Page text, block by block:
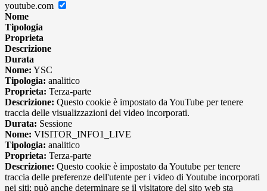
youtube.com
Nome
Tipologia
Proprieta
Descrizione
Durata
Nome: YSC
Tipologia: analitico
Proprieta: Terza-parte
Descrizione: Questo cookie è impostato da YouTube per tenere
traccia delle visualizzazioni dei video incorporati.
Durata: Sessione
Nome: VISITOR_INFO1_LIVE
Tipologia: analitico
Proprieta: Terza-parte
Descrizione: Questo cookie è impostato da Youtube per tenere
traccia delle preferenze dell'utente per i video di Youtube incorporati
nei siti; può anche determinare se il visitatore del sito web sta